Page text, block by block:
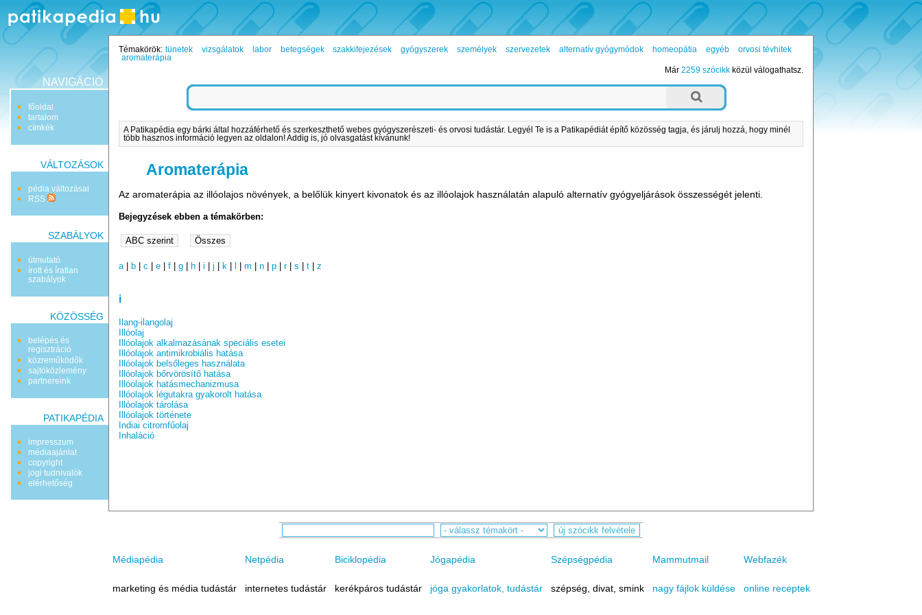
NAVIGÁCIÓ
főoldal
tartalom
címkék
VÁLTOZÁSOK
pédia változásai
RSS
SZABÁLYOK
útmutató
írott és íratlan
szabályok
KÖZÖSSÉG
belépés és
regisztráció
közreműködők
sajtóközlemény
partnereink
PATIKAPÉDIA
impresszum
médiaajánlat
copyright
jogi tudnivalók
elérhetőség
Témakörök: tünetek vizsgálatok labor betegségek szakkifejezések gyógyszerek személyek szervezetek alternatív gyógymódok homeopátia egyéb
orvosi tévhitek
aromaterápia
Már 2259 szócikkközül válogathatsz.
A Patikapédia egy bárki által hozzáférhető és szerkeszthető webes gyógyszerészeti- és orvosi tudástár. Legyél Te is a Patikapédiát építő közösség tagja, és járulj hozzá, hogy minél
több hasznos információ legyen az oldalon! Addig is, jó olvasgatást kívánunk!
Aromaterápia
Az aromaterápia az illóolajos növények, a belőlük kinyert kivonatok és az illóolajok használatán alapuló alternatív gyógyeljárások összességét jelenti.
Bejegyzések ebben a témakörben:
a |b |c |e |f |g |h |i |j |k |l |m |n |p |r|s |t |z
i
Ilang-ilangolaj
Illóolaj
Illóolajok alkalmazásának speciális esetei
Illóolajok antimikrobiális hatása
Illóolajok belsőleges használata
Illóolajok bőrvörösítő hatása
Illóolajok hatásmechanizmusa
Illóolajok légutakra gyakorolt hatása
Illóolajok tárolása
Illóolajok története
Indiai citromfűolaj
Inhaláció
Médiapédia Netpédia Biciklopédia Jógapédia Szépségpédia Mammutmail Webfazék
marketing és média tudástár internetes tudástár kerékpáros tudástár jóga gyakorlatok, tudástár szépség, divat, smink nagy fájlok küldése online receptek